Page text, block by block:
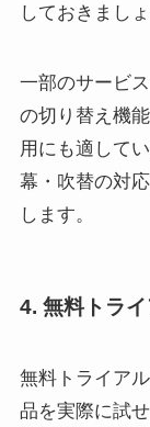
しておきましょ
一部のサービ
の切り替え機
用にも適してい
幕・吹替の対
します。
4. 無料トラ
無料トライア
品を実際に試